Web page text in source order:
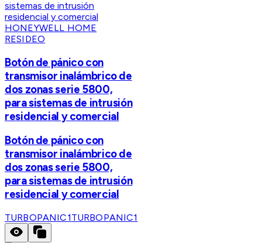
HONEYWELL HOME
RESIDEO
Botón de pánico con
transmisor inalámbrico de
dos zonas serie 5800,
para sistemas de intrusión
residencial y comercial
Botón de pánico con
transmisor inalámbrico de
dos zonas serie 5800,
para sistemas de intrusión
residencial y comercial
TURBOPANIC1TURBOPANIC1